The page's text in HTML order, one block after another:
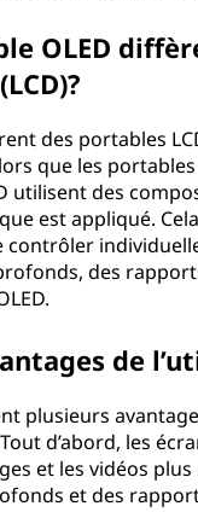
OLED
des portables
que les
utilisent des
est appliqué.
contrôler
des
de
plusieurs
d’abord, les
et les vidéos
et des